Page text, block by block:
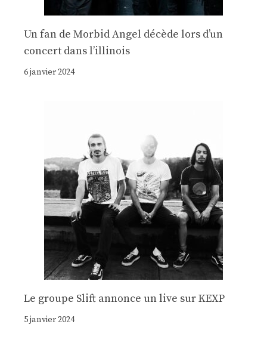
Un fan de Morbid Angel décède lors d’un
concert dans l’illinois
6 janvier 2024
Le groupe Slift annonce un live sur KEXP
5 janvier 2024